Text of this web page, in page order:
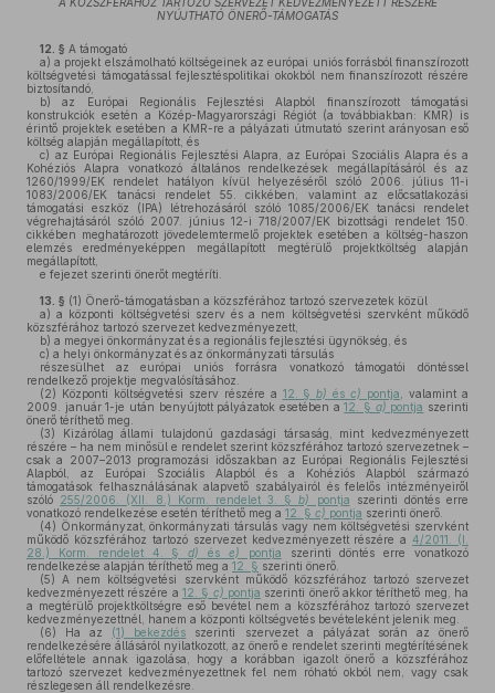
NYÚJTHATÓ ÖNERŐ-TÁMOGATÁS
12. § A támogató
a) a projekt elszámolható költségeinek az európai uniós forrásból finanszírozott
költségvetési támogatással fejlesztéspolitikai okokból nem finanszírozott részére
biztosítandó,
b) az Európai Regionális Fejlesztési Alapból finanszírozott támogatási
konstrukciók esetén a Közép-Magyarországi Régiót (a továbbiakban: KMR) is
érintő projektek esetében a KMR-re a pályázati útmutató szerint arányosan eső
költség alapján megállapított, és
c) az Európai Regionális Fejlesztési Alapra, az Európai Szociális Alapra és a
Kohéziós Alapra vonatkozó általános rendelkezések megállapításáról és az
1260/1999/EK rendelet hatályon kívül helyezéséről szóló 2006. július 11-i
1083/2006/EK tanácsi rendelet 55. cikkében, valamint az előcsatlakozási
támogatási eszköz (IPA) létrehozásáról szóló 1085/2006/EK tanácsi rendelet
végrehajtásáról szóló 2007. június 12-i 718/2007/EK bizottsági rendelet 150.
cikkében meghatározott jövedelemtermelő projektek esetében a költség-haszon
elemzés eredményeképpen megállapított megtérülő projektköltség alapján
megállapított,
e fejezet szerinti önerőt megtéríti.
13. § (1) Önerő-támogatásban a közszférához tartozó szervezetek közül
a) a központi költségvetési szerv és a nem költségvetési szervként működő
közszférához tartozó szervezet kedvezményezett,
b) a megyei önkormányzat és a regionális fejlesztési ügynökség, és
c) a helyi önkormányzat és az önkormányzati társulás
részesülhet az európai uniós forrásra vonatkozó támogatói döntéssel
rendelkező projektje megvalósításához.
(2) Központi költségvetési szerv részére a 12. §b) ésc) pontja
, valamint a
2009. január 1-je után benyújtott pályázatok esetében a12. § a) pontja szerinti
önerő téríthető meg.
(3) Kizárólag állami tulajdonú gazdasági társaság, mint kedvezményezett
részére – ha nem minősül e rendelet szerint közszférához tartozó szervezetnek –
csak a 2007–2013 programozási időszakban az Európai Regionális Fejlesztési
Alapból, az Európai Szociális Alapból és a Kohéziós Alapból származó
támogatások felhasználásának alapvető szabályairól és felelős intézményeiről
szóló 255/2006. (XII. 8.) Korm. rendelet 3. §b) pontja szerinti döntés erre
vonatkozó rendelkezése esetén téríthető meg a 12. § c) pontja szerinti önerő.
(4) Önkormányzat, önkormányzati társulás vagy nem költségvetési szervként
működő közszférához tartozó szervezet kedvezményezett részére a4/2011. (I.
28.) Korm. rendelet 4. §d) és e) pontja szerinti döntés erre vonatkozó
rendelkezése alapján téríthető meg a 12. § szerinti önerő.
(5) A nem költségvetési szervként működő közszférához tartozó szervezet
kedvezményezett részére a 12. § c) pontja szerinti önerő akkor téríthető meg, ha
a megtérülő projektköltségre eső bevétel nem a közszférához tartozó szervezet
kedvezményezettnél, hanem a központi költségvetés bevételeként jelenik meg.
(6) Ha az (1) bekezdés szerinti szervezet a pályázat során az önerő
rendelkezésére állásáról nyilatkozott, az önerő e rendelet szerinti megtérítésének
előfeltétele annak igazolása, hogy a korábban igazolt önerő a közszférához
tartozó szervezet kedvezményezettnek fel nem róható okból nem, vagy csak
részlegesen áll rendelkezésre.